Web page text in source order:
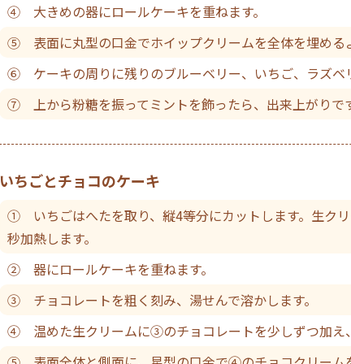
④ 大きめの器にロールケーキを重ねます。
⑤ 表面に丸型の口金でホイップクリームを全体を埋める
⑥ ケーキの周りに残りのブルーベリー、いちご、ラズベ
⑦ 上から粉糖を振ってミントを飾ったら、出来上がりです
いちごとチョコのケーキ
① いちごはへたを取り、縦4等分にカットします。生ク
秒加熱します。
② 器にロールケーキを重ねます。
③ チョコレートを粗く刻み、湯せんで溶かします。
④ 温めた生クリームに③のチョコレートを少しずつ加え、